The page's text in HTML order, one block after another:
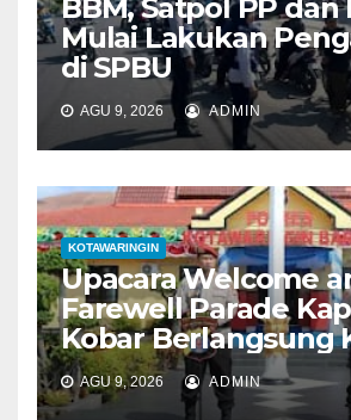
BBM, Satpol PP dan
Mulai Lakukan
di SPBU
AGU 9, 2026 ADMIN
KOTAWARINGIN
Upacara Welcome
Farewell Parade
Kobar Berlangsung
AGU 9, 2026 ADMIN